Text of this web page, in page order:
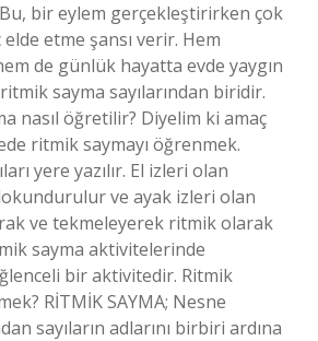
bir eylem gerçekleştirirken çok
etme şansı verir. Hem
de günlük hayatta evde yaygın
sayma sayılarından biridir.
nasıl öğretilir? Diyelim ki amaç
ritmik saymayı öğrenmek.
yere yazılır. El izleri olan
ve ayak izleri olan
ve tekmeleyerek ritmik olarak
sayma aktivitelerinde
bir aktivitedir. Ritmik
RİTMİK SAYMA; Nesne
sayıların adlarını birbiri ardına